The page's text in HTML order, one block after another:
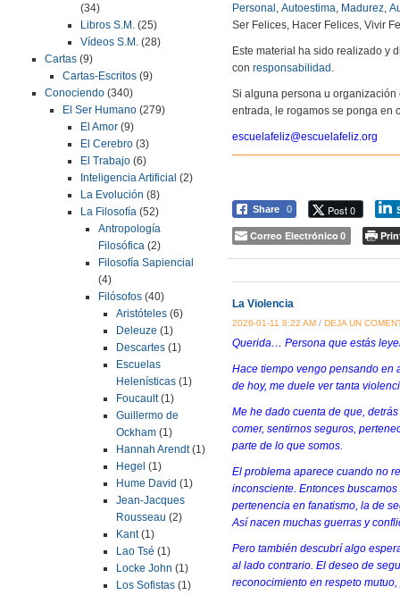
(34)
Libros S.M. (25)
Vídeos S.M. (28)
Cartas (9)
Cartas-Escritos (9)
Conociendo (340)
El Ser Humano (279)
El Amor (9)
El Cerebro (3)
El Trabajo (6)
Inteligencia Artificial (2)
La Evolución (8)
La Filosofía (52)
Antropología
Filosófica (2)
Filosofía Sapiencial
(4)
Filósofos (40)
Aristóteles (6)
Deleuze (1)
Descartes (1)
Escuelas
Helenísticas (1)
Foucault(1)
Guillermo de
Ockham (1)
Hannah Arendt(1)
Hegel (1)
Hume David (1)
Jean-Jacques
Rousseau (2)
Kant(1)
Lao Tsé (1)
Locke John (1)
Los Sofistas (1)
Personal Autoestima Madurez
Ser Felices, Hacer Felices, Vivir
Este material ha sido realizado y
con responsabilidad
Si alguna persona u
entrada, le rogamos se ponga en
escuelafeliz@escuelafeliz.org
Share 0 Post 0
Correo Electrónico 0
La Violencia
2026-01-11 8:22 AM / DEJA UN
Querida… Persona que estás
Hace tiempo vengo pensando en
de hoy, me duele ver tanta
Me he dado cuenta de que,
comer, sentirnos seguros,
parte de lo que somos.
El problema aparece cuando no
inconsciente. Entonces
pertenencia en fanatismo, la de
Así nacen muchas guerras y
Pero también descubrí algo
al lado contrario. El deseo de
reconocimiento en respeto